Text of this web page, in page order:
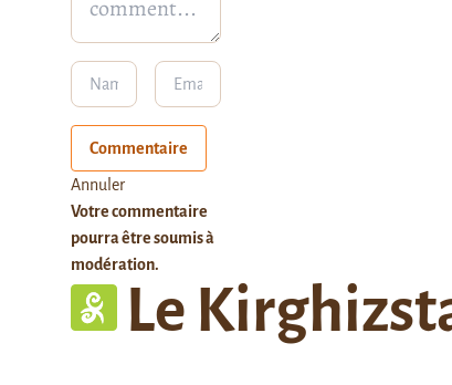
Le
Commentaire
Annuler
Votre commentaire
pourra être soumis à
modération.